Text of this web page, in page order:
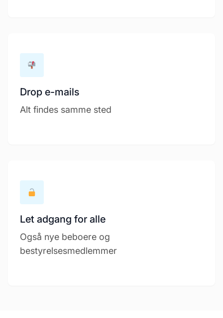
Drop e-mails
Alt findes samme sted
Let adgang for alle
Også nye beboere og
bestyrelsesmedlemmer